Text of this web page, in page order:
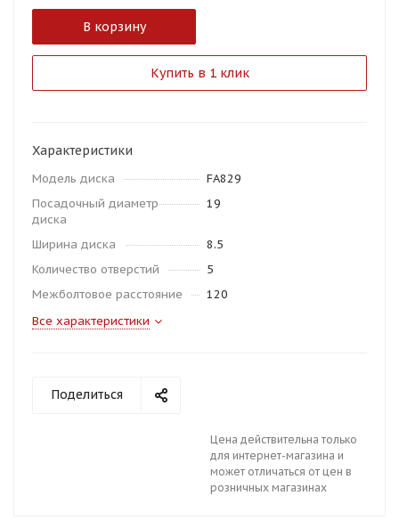
В корзину
Купить в 1 клик
Характеристики
Модель диска
FA829
Посадочный диаметр
диска
19
Ширина диска
8.5
Количество отверстий
5
Межболтовое расстояние
120
Все характеристики
Поделиться
Цена действительна только
для интернет-магазина и
может отличаться от цен в
розничных магазинах